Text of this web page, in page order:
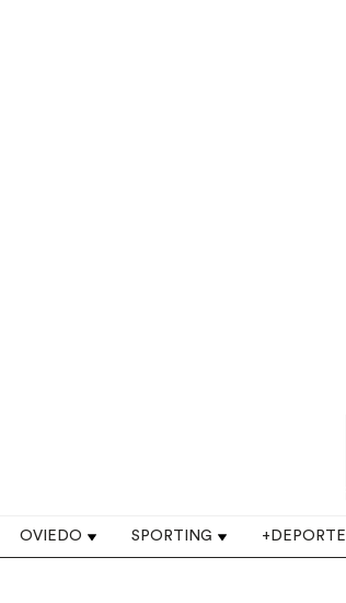
Top navigation
OVIEDO SPORTING +DEPORTE